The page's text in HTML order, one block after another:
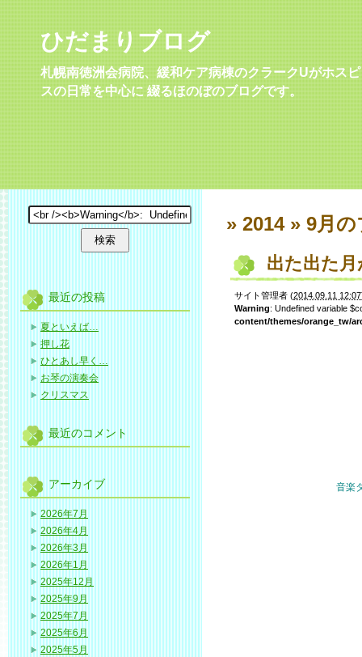
ひだまりブログ
札幌南徳洲会病院、緩和ケア病棟のクラークUがホスピ
スの日常を中心に 綴るほのぼのブログです。
» 2014 » 9月 の
出た出た月
サイト管理者 (2014.09.11 12:07
Warning: Undefined variable
content/themes/orange_tw/
音楽
最近の投稿
夏といえば…
押し花
ひとあし早く…
お琴の演奏会
クリスマス
最近のコメント
アーカイブ
2026年7月
2026年4月
2026年3月
2026年1月
2025年12月
2025年9月
2025年7月
2025年6月
2025年5月